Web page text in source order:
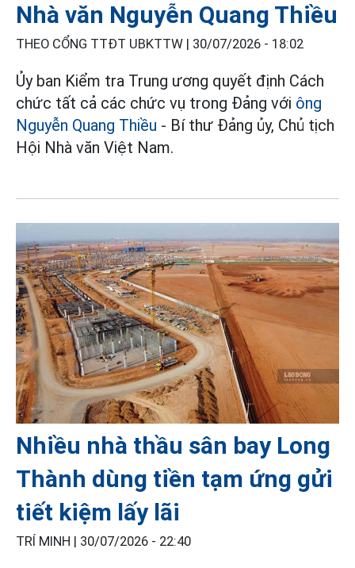
Nhà văn Nguyễn Quang Thiều
THEO CỔNG TTĐT UBKTTW | 30/07/2026 - 18:02
Ủy ban Kiểm tra Trung ương quyết định Cách
chức tất cả các chức vụ trong Đảng với ông
Nguyễn Quang Thiều - Bí thư Đảng ủy, Chủ tịch
Hội Nhà văn Việt Nam.
Nhiều nhà thầu sân bay Long
Thành dùng tiền tạm ứng gửi
tiết kiệm lấy lãi
TRÍ MINH | 30/07/2026 - 22:40